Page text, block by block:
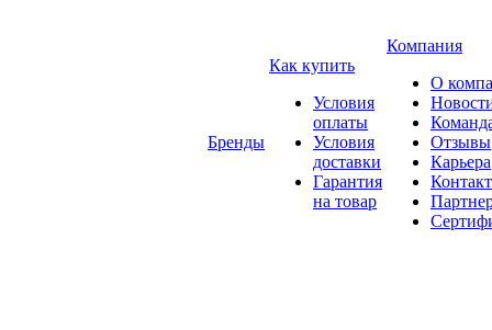
Бренды
Как купить
Условия
оплаты
Условия
доставки
Гарантия
на товар
Компания
О
Отзывы
Карьера